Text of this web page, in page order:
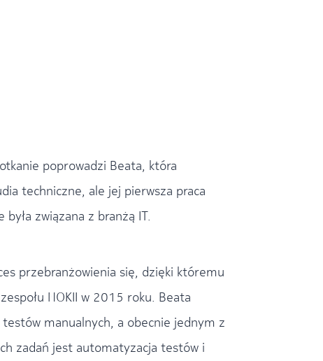
poprowadzi Beata, która
techniczne, ale jej pierwsza praca
była związana z branżą IT.
przebranżowienia się, dzięki któremu
zespołu NOKII w 2015 roku. Beata
testów manualnych, a obecnie jednym z
zadań jest automatyzacja testów i